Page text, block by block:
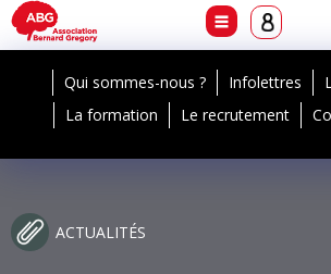
Qui sommes-nous ? Infolettres
La formation
Le recrutement
ACTUALITÉS